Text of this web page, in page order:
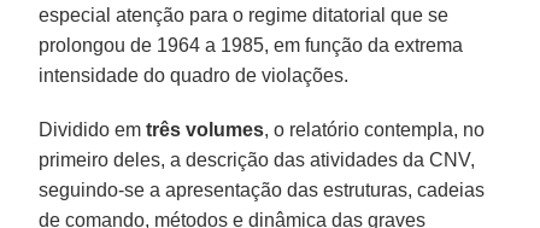
especial atenção para o regime ditatorial que se
prolongou de 1964 a 1985, em função da extrema
intensidade do quadro de violações.
Dividido emtrês volumes, o relatório contempla, no
primeiro deles, a descrição das atividades da CNV,
seguindo-se a apresentação das estruturas, cadeias
de comando, métodos e dinâmica das graves